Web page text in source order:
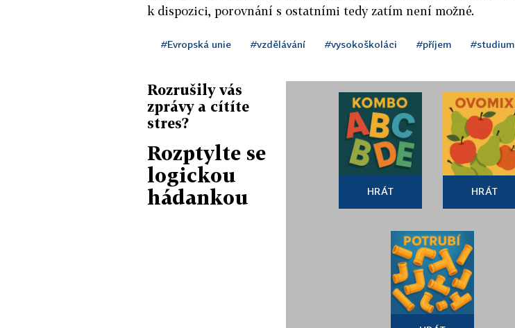
k dispozici, porovnání s ostatními tedy zatím není možné.
#Evropská unie #vzdělávání #vysokoškoláci #příjem #studium
Rozrušily vás
zprávy a cítíte
stres?
Rozptylte se
logickou
hádankou
HRÁT HRÁT